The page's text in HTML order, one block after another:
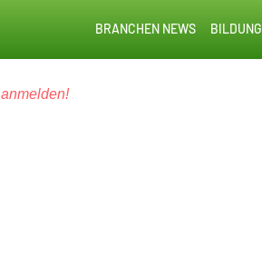
BILDUNG
BRANCHEN NEWS
anmelden!